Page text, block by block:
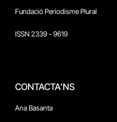
Fundació Periodisme Plural
ISSN 2339 - 9619
CONTACTA'NS
Ana Basanta